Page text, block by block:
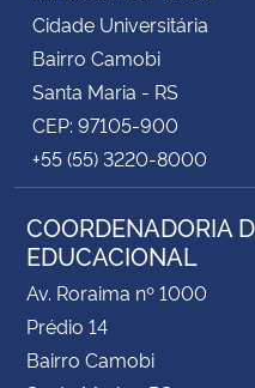
Cidade Universitária
Bairro Camobi
Santa Maria - RS
CEP: 97105-900
+55 (55) 3220-8000
COORDENADORIA
EDUCACIONAL
Av. Roraima nº 1000
Prédio 14
Bairro Camobi